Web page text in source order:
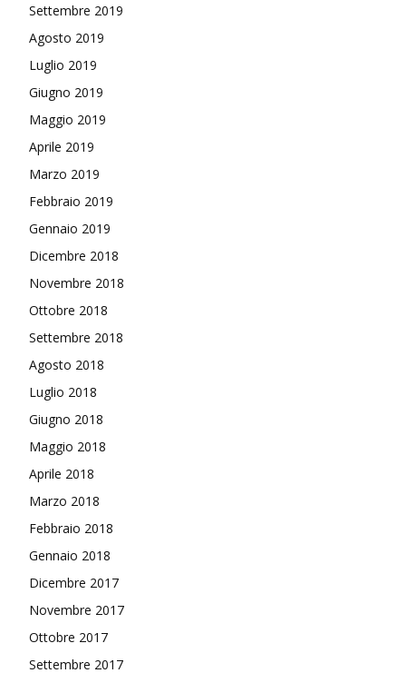
Settembre 2019
Agosto 2019
Luglio 2019
Giugno 2019
Maggio 2019
Aprile 2019
Marzo 2019
Febbraio 2019
Gennaio 2019
Dicembre 2018
Novembre 2018
Ottobre 2018
Settembre 2018
Agosto 2018
Luglio 2018
Giugno 2018
Maggio 2018
Aprile 2018
Marzo 2018
Febbraio 2018
Gennaio 2018
Dicembre 2017
Novembre 2017
Ottobre 2017
Settembre 2017